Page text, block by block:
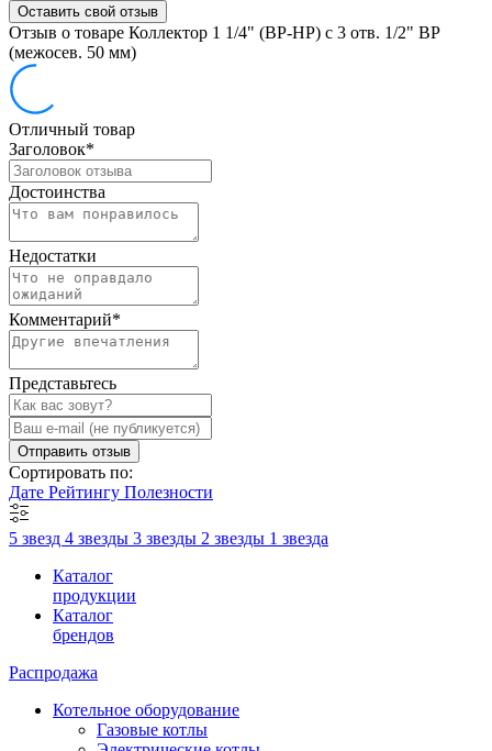
Оставить свой отзыв
Отзыв о товаре Коллектор 1 1/4" (ВР-НР) с 3 отв. 1/2" ВР
(межосев. 50 мм)
Отличный товар
Заголовок*
Достоинства
Недостатки
Комментарий*
Представьтесь
Отправить отзыв
Сортировать по:
Дате Рейтингу Полезности
5 звезд 4 звезды 3 звезды 2 звезды 1 звезда
Каталог
продукции
Каталог
брендов
Распродажа
Котельное оборудование
Газовые котлы